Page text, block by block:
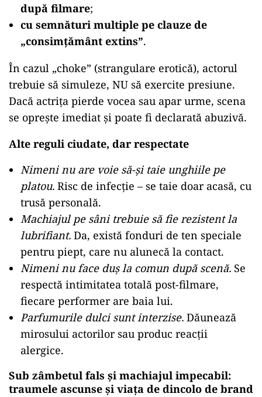
după filmare;
cu semnături multiple pe clauze de
„consimțământ extins”.
În cazul „choke” (strangulare erotică), actorul
trebuie să simuleze, NU să exercite presiune.
Dacă actrița pierde vocea sau apar urme, scena
se oprește imediat și poate fi declarată abuzivă.
Alte reguli ciudate, dar respectate
Nimeni nu are voie să-și taie unghiile pe
platou. Risc de infecție – se taie doar acasă, cu
trusă personală.
Machiajul pe sâni trebuie să fie rezistent la
lubrifiant. Da, există fonduri de ten speciale
pentru piept, care nu alunecă la contact.
Nimeni nu face duș la comun după scenă. Se
respectă intimitatea totală post-filmare,
fiecare performer are baia lui.
Parfumurile dulci sunt interzise. Dăunează
mirosului actorilor sau produc reacții
alergice.
Sub zâmbetul fals și machiajul impecabil:
traumele ascunse și viața de dincolo de brand